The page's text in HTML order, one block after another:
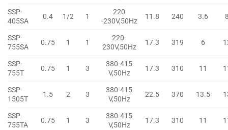
SSP-
405SA
0.4 1/2 1
220
-230V,50Hz
11.8 240 3.6
SSP-
755SA
0.75 1 1
220-
230V,50Hz
17.3 319 6
SSP-
755T
0.75 1 3
380-415
V,50Hz
17.3 310 11
SSP-
1505T
1.5 2 3
380-415
V,50Hz
22.5 370 13.5
SSP-
755TA
0.75 1 3
380-415
V,50Hz
17.3 310 11